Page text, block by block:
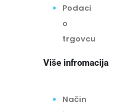
Podaci
o
trgovcu
Više infromacija
Način